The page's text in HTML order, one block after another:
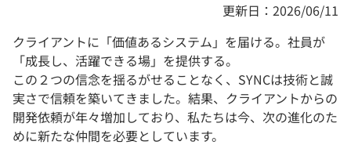
更新日：2026/06/11
クライアントに「価値あるシステム」を届ける。社員が
「成長し、活躍できる場」を提供する。
この２つの信念を揺るがせることなく、SYNCは技術と誠
実さで信頼を築いてきました。結果、クライアントからの
開発依頼が年々増加しており、私たちは今、次の進化のた
めに新たな仲間を必要としています。